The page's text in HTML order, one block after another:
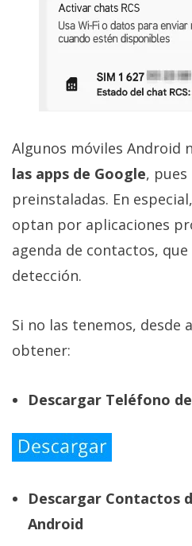
Algunos móviles Android
las apps de Google, pues
preinstaladas. En
optan por aplicaciones
agenda de contactos,
detección.
Si no las tenemos, desde
obtener:
Descargar Teléfono
Descargar Contactos
Android